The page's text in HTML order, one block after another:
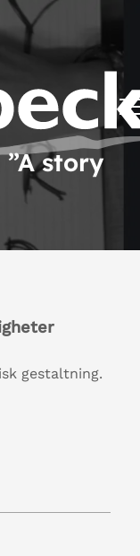
story
gestaltning.